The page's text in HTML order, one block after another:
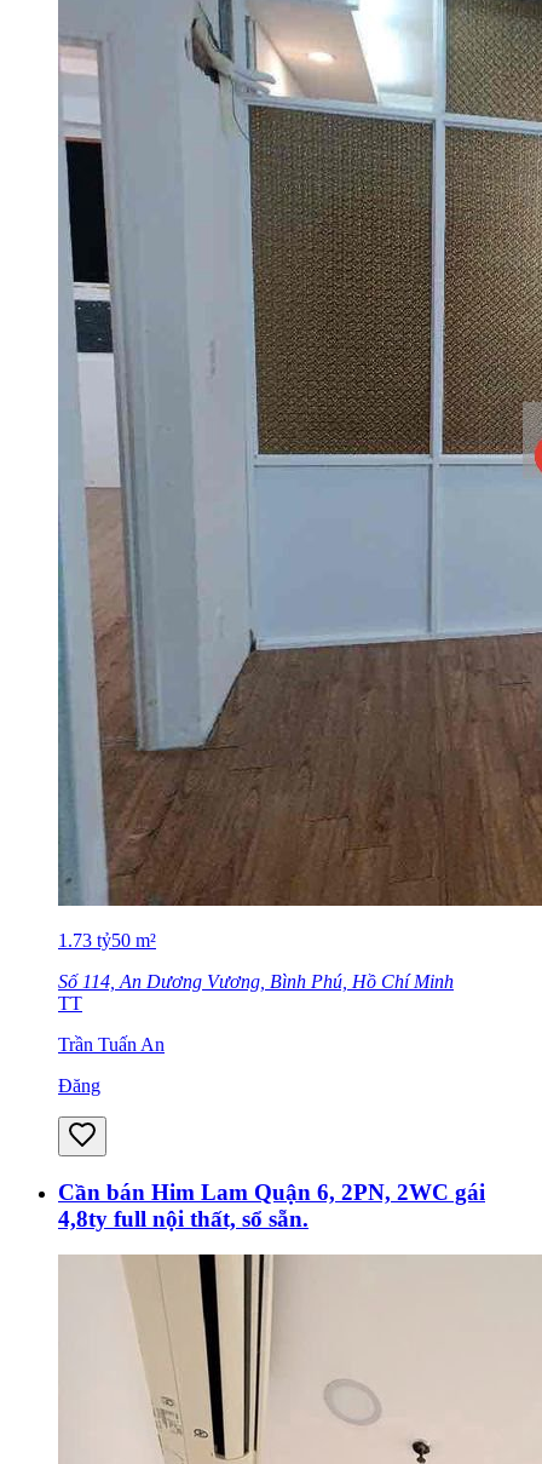
1.73 tỷ50 m²
Số 114, An Dương Vương, Bình Phú, Hồ Chí Minh
TT
Trần Tuấn An
Đăng
Cần bán Him Lam Quận 6, 2PN, 2WC gái
4,8ty full nội thất, sổ sẵn.